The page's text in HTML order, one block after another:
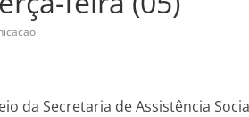
da Secretaria de Assistência